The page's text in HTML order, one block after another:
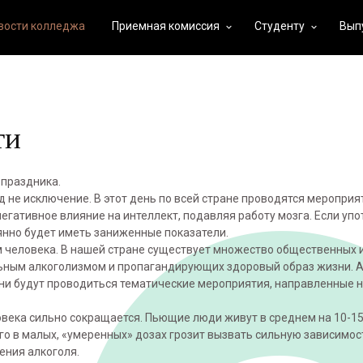
колледжа Приемная комиссия keyboard_arrow_down Студенту keyboard_arrow_down
исключение. В этот день по всей стране проводятся
влияние на интеллект, подавляя работу мозга. Если
будет иметь заниженные показатели.
В нашей стране существует множество общественных
алкоголизмом и пропагандирующих здоровый образ жизни.
будут проводиться тематические мероприятия, направленные
сильно сокращается. Пьющие люди живут в среднем на 10-
малых, «умеренных» дозах грозит вызвать сильную
алкоголя.